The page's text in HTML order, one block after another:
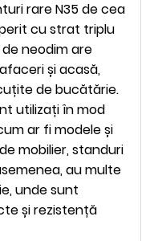
rare N35 de cea
cu strat triplu
neodim are
și acasă,
de bucătărie.
utilizați în mod
ar fi modele și
mobilier, standuri
au multe
unde sunt
și rezistență